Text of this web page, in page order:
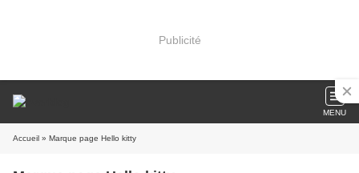
Publicité
MENU
Accueil » Marque page Hello kitty